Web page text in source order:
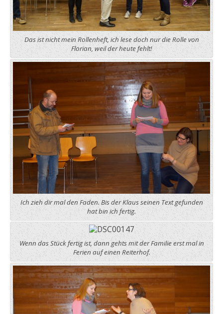
Das ist nicht mein Rollenheft, ich lese doch nur die Rolle von
Florian, weil der heute fehlt!
Ich zieh dir mal den Faden. Bis der Klaus seinen Text gefunden
hat bin ich fertig.
Wenn das Stück fertig ist, dann gehts mit der Familie erst mal in
Ferien auf einen Reiterhof.